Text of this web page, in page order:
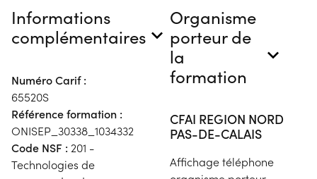
Informations
complémentaires
Numéro Carif :
65520S
Référence formation :
ONISEP_30338_1034332
Code NSF : 201 -
Technologies de
Organisme
porteur de
la
formation
CFAI REGION NORD
PAS-DE-CALAIS
Affichage téléphone